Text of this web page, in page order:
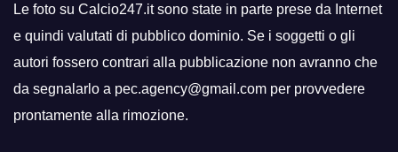
Le foto su Calcio247.it sono state in parte prese da Internet
e quindi valutati di pubblico dominio. Se i soggetti o gli
autori fossero contrari alla pubblicazione non avranno che
da segnalarlo a pec.agency@gmail.com per provvedere
prontamente alla rimozione.